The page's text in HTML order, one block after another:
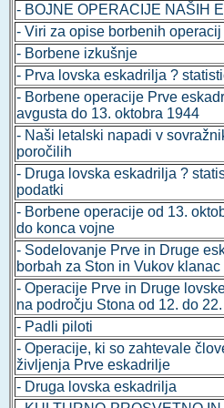
- BOJNE OPERACIJE NAŠIH
- Viri za opise borbenih operacij
- Borbene izkušnje
- Prva lovska eskadrilja ?
- Borbene operacije Prve
avgusta do 13. oktobra 1944
- Naši letalski napadi v
poročilih
- Druga lovska eskadrilja ?
podatki
- Borbene operacije od 13.
do konca vojne
- Sodelovanje Prve in Druge
borbah za Ston in Vukov klanac
- Operacije Prve in Druge
na področju Stona od 12. do
- Padli piloti
- Operacije, ki so zahtevale
življenja Prve eskadrilje
- Druga lovska eskadrilja